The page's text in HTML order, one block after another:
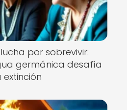
por sobrevivir:
germánica desafía
extinción